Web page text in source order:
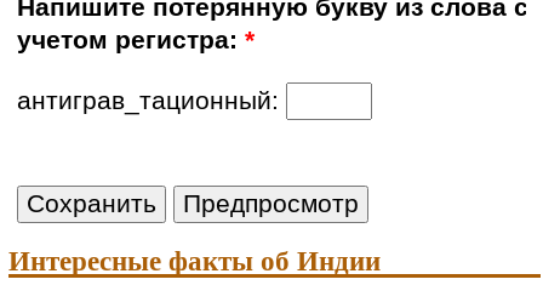
Напишите потерянную букву из слова с
учетом регистра:*
антиграв_тационный:
Интересные факты об Индии